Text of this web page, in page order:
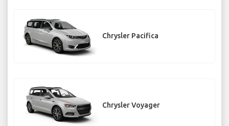
Chrysler Pacifica
Chrysler Voyager